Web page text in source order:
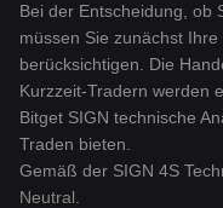
Bei der Entscheidung, ob
müssen Sie zunächst
berücksichtigen. Die
Kurzzeit-Tradern werden
Bitget SIGN technische
Traden bieten.
Gemäß der SIGN 4S
Neutral